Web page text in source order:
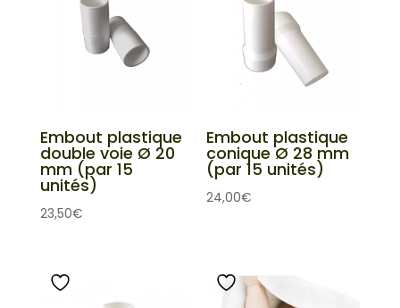
Embout plastique
double voie Ø 20
mm (par 15
unités)
23,50€
Embout plastique
conique Ø 28 mm
(par 15 unités)
24,00€